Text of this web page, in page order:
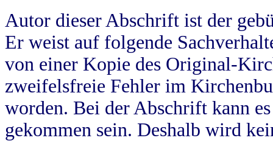
Autor dieser Abschrift ist der
Er weist auf folgende
von einer Kopie des Original-
zweifelsfreie Fehler im
worden. Bei der Abschrift kann
gekommen sein. Deshalb wird